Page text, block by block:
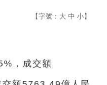
【字號： 大 中 小】
，成交額